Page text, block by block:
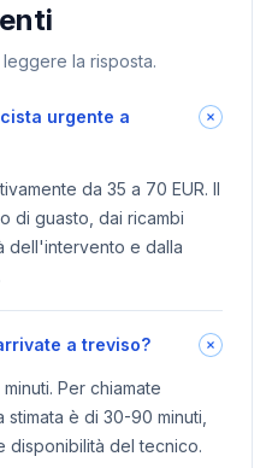
la risposta.
urgente a
da 35 a 70 EUR. Il
di guasto, dai ricambi
dell'intervento e dalla
a treviso?
Per chiamate
è di 30-90 minuti,
disponibilità del tecnico.